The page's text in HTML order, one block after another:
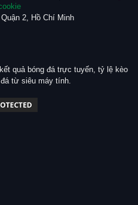
2, Hồ Chí Minh
quả bóng đá trực tuyến, tỷ lệ kèo
từ siêu máy tính.